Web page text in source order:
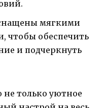
мягкими
чтобы обеспечить
и подчеркнуть
только уютное